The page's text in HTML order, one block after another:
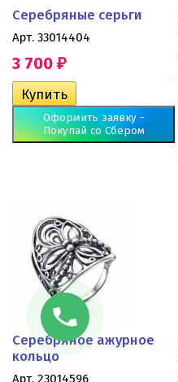
Серебряные серьги
Арт. 33014404
3 700 ₽
Оформить заявку -
Покупай со Сбером
Серебряное ажурное
кольцо
Арт. 23014596